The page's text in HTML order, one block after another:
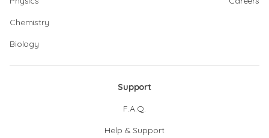
Chemistry
Biology
Support
F.A.Q.
Help & Support